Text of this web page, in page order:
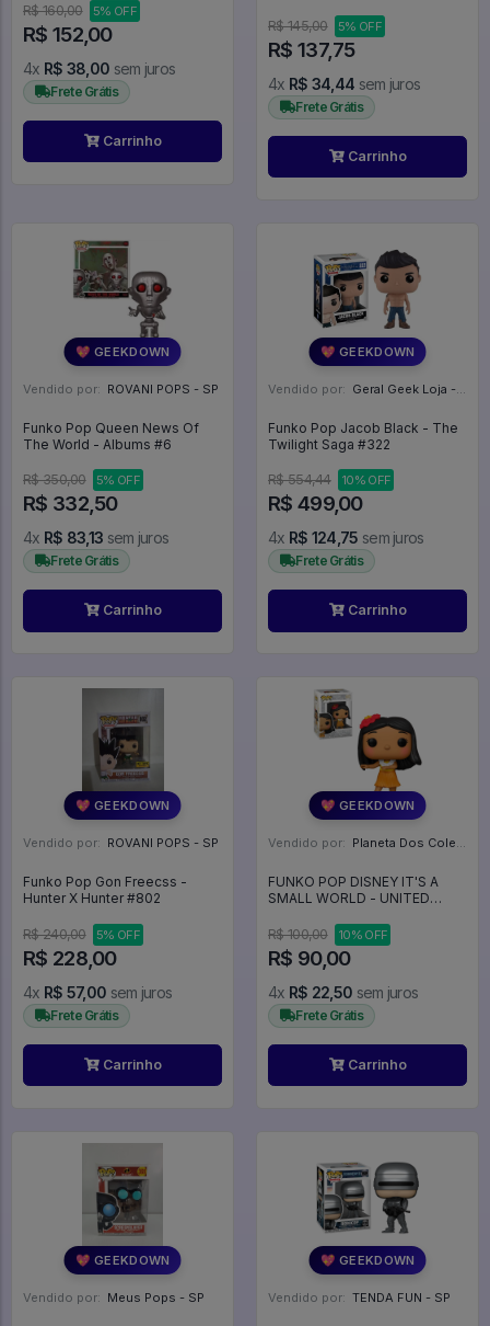
R$ 160,00 5% OFF
R$ 152,00
4x R$ 38,00 sem juros
Frete Grátis
Carrinho
R$ 145,00 5% OFF
R$ 137,75
4x R$ 34,44 sem juros
Frete Grátis
Carrinho
💖 GEEKDOWN
Vendido por: ROVANI POPS - SP
Funko Pop Queen News Of
The World - Albums #6
R$ 350,00 5% OFF
R$ 332,50
4x R$ 83,13 sem juros
Frete Grátis
Carrinho
💖 GEEKDOWN
Vendido por: Geral Geek Loja - SP
Funko Pop Jacob Black - The
Twilight Saga #322
R$ 554,44 10% OFF
R$ 499,00
4x R$ 124,75 sem juros
Frete Grátis
Carrinho
💖 GEEKDOWN
Vendido por: ROVANI POPS - SP
Funko Pop Gon Freecss -
Hunter X Hunter #802
R$ 240,00 5% OFF
R$ 228,00
4x R$ 57,00 sem juros
Frete Grátis
Carrinho
💖 GEEKDOWN
Vendido por: Planeta Dos Colecionaveis - SP
FUNKO POP DISNEY IT'S A
SMALL WORLD - UNITED
#1073
R$ 100,00 10% OFF
R$ 90,00
4x R$ 22,50 sem juros
Frete Grátis
Carrinho
💖 GEEKDOWN
Vendido por: Meus Pops - SP
💖 GEEKDOWN
Vendido por: TENDA FUN - SP